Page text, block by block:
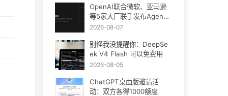
OpenAI联合微软、亚马逊
等5家大厂联手发布Agent
Plugins：AI插件终于要统
2026-08-07
别怪我没提醒你：DeepSe
ek V4 Flash 可以免费用
2026-08-05
ChatGPT桌面版邀请活
动：双方各得1000额度